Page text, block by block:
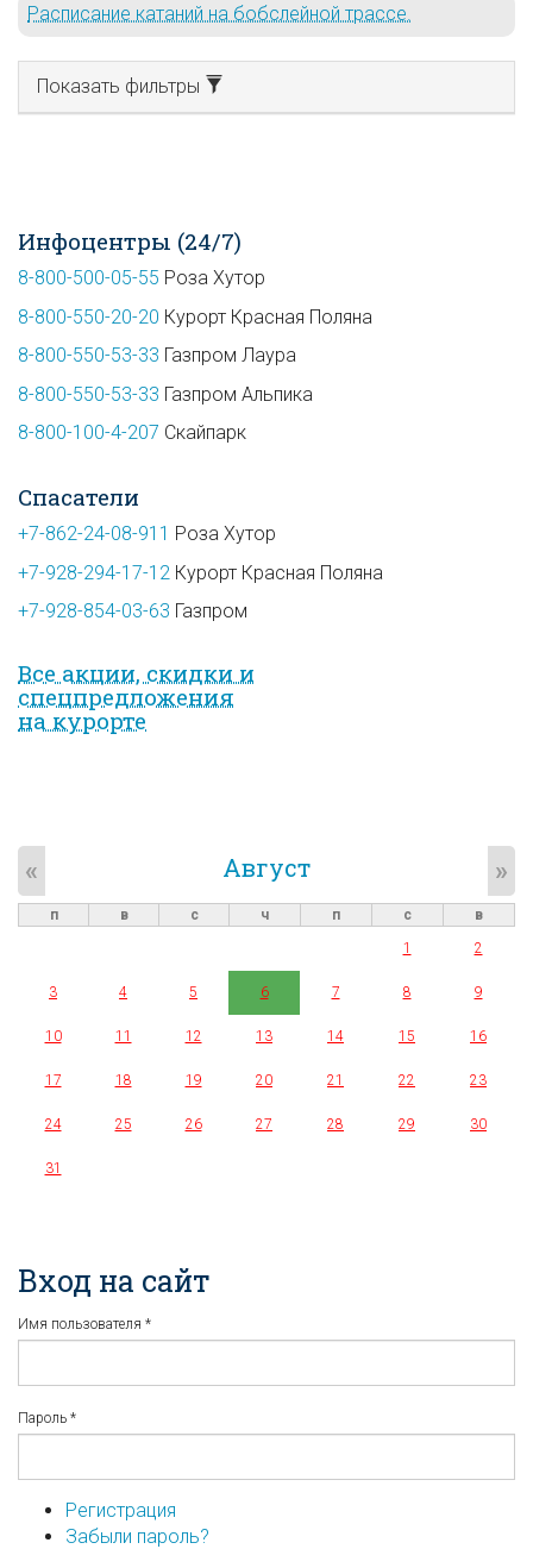
Расписание катаний на бобслейной трассе.
Показать фильтры
Инфоцентры (24/7)
8-800-500-05-55 Роза Хутор
8-800-550-20-20 Курорт Красная Поляна
8-800-550-53-33 Газпром Лаура
8-800-550-53-33 Газпром Альпика
8-800-100-4-207 Скайпарк
Спасатели
+7-862-24-08-911 Роза Хутор
+7-928-294-17-12 Курорт Красная Поляна
+7-928-854-03-63 Газпром
Все акции, скидки и
спец­предложе­ния
на курорте
Август
« »
п в с ч п с
в
1
2
3 4 5 6 7 8 9
10 11 12 13 14 15 16
17 18 19 20 21 22 23
24 25 26 27 28 29 30
31
Вход на сайт
Имя пользователя *
Пароль *
Регистрация
Забыли пароль?